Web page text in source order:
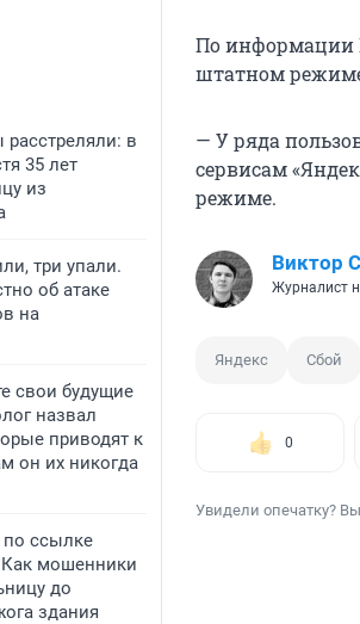
в
35 лет
из
три упали.
об атаке
на
свои будущие
назвал
приводят к
он их никогда
по ссылке
мошенники
до
здания
По информации
штатном
— У ряда
сервисам
режиме.
Виктор
Журналист
Яндекс Сбой
0
Увидели опечатку?